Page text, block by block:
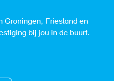
Groningen, Friesland en
bij jou in de buurt.